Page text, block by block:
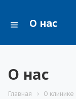
О нас
О нас
Главная О клинике